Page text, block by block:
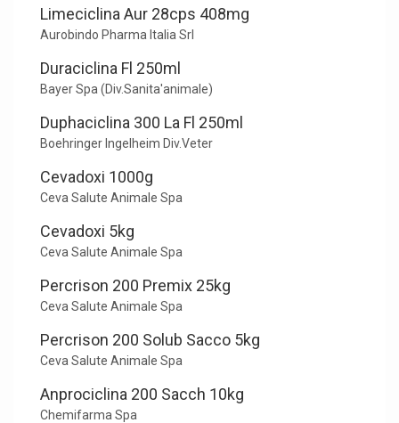
Limeciclina Aur 28cps 408mg
Aurobindo Pharma Italia Srl
Duraciclina Fl 250ml
Bayer Spa (Div.Sanita'animale)
Duphaciclina 300 La Fl 250ml
Boehringer Ingelheim Div.Veter
Cevadoxi 1000g
Ceva Salute Animale Spa
Cevadoxi 5kg
Ceva Salute Animale Spa
Percrison 200 Premix 25kg
Ceva Salute Animale Spa
Percrison 200 Solub Sacco 5kg
Ceva Salute Animale Spa
Anprociclina 200 Sacch 10kg
Chemifarma Spa